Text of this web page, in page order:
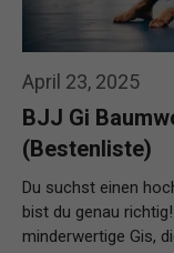
April 23, 2025
BJJ Gi
(Bestenliste)
Du suchst einen
bist du genau
minderwertige Gis,